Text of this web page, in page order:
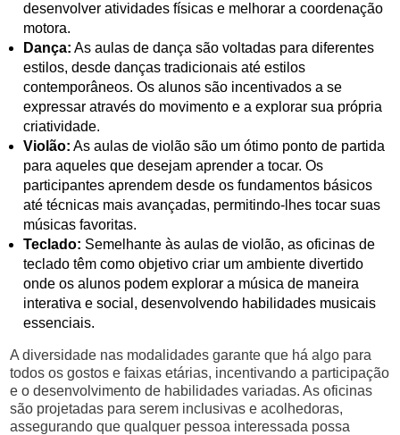
desenvolver atividades físicas e melhorar a coordenação
motora.
Dança: As aulas de dança são voltadas para diferentes
estilos, desde danças tradicionais até estilos
contemporâneos. Os alunos são incentivados a se
expressar através do movimento e a explorar sua própria
criatividade.
Violão: As aulas de violão são um ótimo ponto de partida
para aqueles que desejam aprender a tocar. Os
participantes aprendem desde os fundamentos básicos
até técnicas mais avançadas, permitindo-lhes tocar suas
músicas favoritas.
Teclado: Semelhante às aulas de violão, as oficinas de
teclado têm como objetivo criar um ambiente divertido
onde os alunos podem explorar a música de maneira
interativa e social, desenvolvendo habilidades musicais
essenciais.
A diversidade nas modalidades garante que há algo para
todos os gostos e faixas etárias, incentivando a participação
e o desenvolvimento de habilidades variadas. As oficinas
são projetadas para serem inclusivas e acolhedoras,
assegurando que qualquer pessoa interessada possa